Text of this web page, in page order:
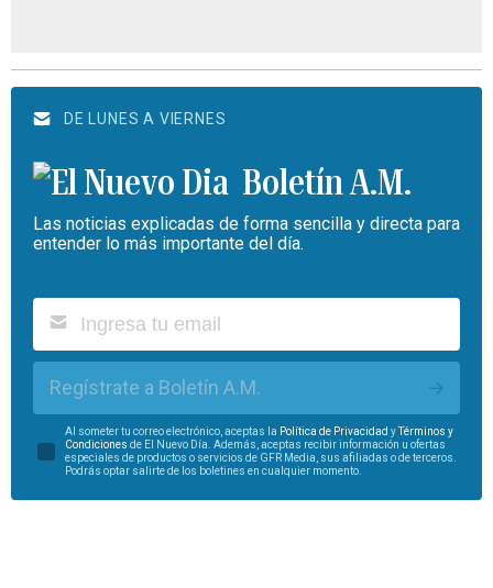
DE LUNES A VIERNES
Boletín A.M.
Las noticias explicadas de forma sencilla y directa para
entender lo más importante del día.
Regístrate a Boletín A.M.
Al someter tu correo electrónico, aceptas la Política de Privacidad yTérminos y
Condiciones de El Nuevo Día. Además, aceptas recibir información u ofertas
especiales de productos o servicios de GFR Media, sus afiliadas o de terceros.
Podrás optar salirte de los boletines en cualquier momento.